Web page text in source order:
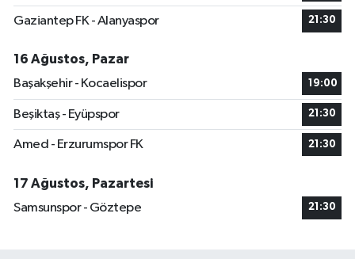
Gaziantep FK - Alanyaspor 21:30
16 Ağustos, Pazar
Başakşehir - Kocaelispor
19:00
Beşiktaş - Eyüpspor 21:30
Amed - Erzurumspor FK 21:30
17 Ağustos, Pazartesi
Samsunspor - Göztepe
21:30